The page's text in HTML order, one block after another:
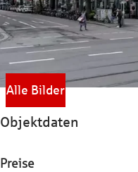
Alle Bilder
Objektdaten
Preise